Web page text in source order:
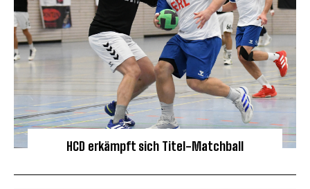
HCD erkämpft sich Titel-Matchball